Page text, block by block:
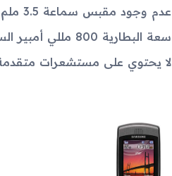
عدم وجود مقبس سماعة 3.5 ملم.
سعة البطارية 800 مللي أمبير الساعة، وقد تكون قليلة بالنسبة للاستخدام المكثف.
لا يحتوي على مستشعرات متقدمة